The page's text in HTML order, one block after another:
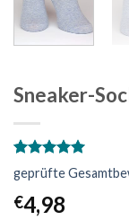
Sneaker-
Bewertet
mit 5.00
von 5,
basierend
1
geprüfte
€4,98